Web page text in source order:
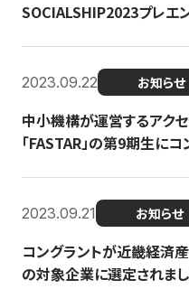
SOCIALSHIP2023プレエ
2023.09.22 お知らせ
中小機構が運営するアク
「FASTAR」の第9期生に
2023.09.21 お知らせ
コングラントが近畿経済
の対象企業に選定されま